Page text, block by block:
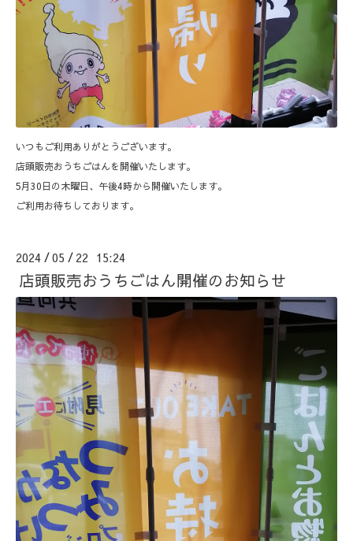
いつもご利用ありがとうございます。
店頭販売おうちごはんを開催いたします。
5月30日の木曜日、午後4時から開催いたします。
ご利用お待ちしております。
2024 /05 / 22 15:24
店頭販売おうちごはん開催のお知らせ